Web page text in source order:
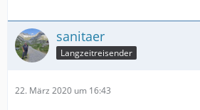
sanitaer
Langzeitreisender
22. März 2020 um 16:43